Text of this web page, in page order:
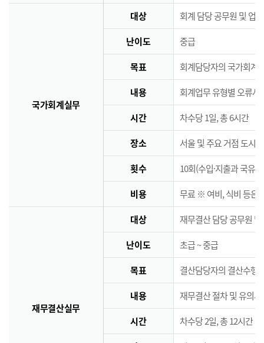
국가회계실무
대상 회계 담당 공무원 및 업
난이도 중급
목표 회계담당자의 국가회계
내용 회계업무 유형별 오류사
시간 차수당 1일, 총 6시간
장소 서울 및 주요 거점 도시
횟수 10회(수입·지출과 국유·
비용 무료 ※ 여비, 식비 등은
재무결산실무
대상 재무결산 담당 공무원
난이도 초급 ~ 중급
목표 결산담당자의 결산수행
내용 재무결산 절차 및 유의사
시간 차수당 2일, 총 12시간